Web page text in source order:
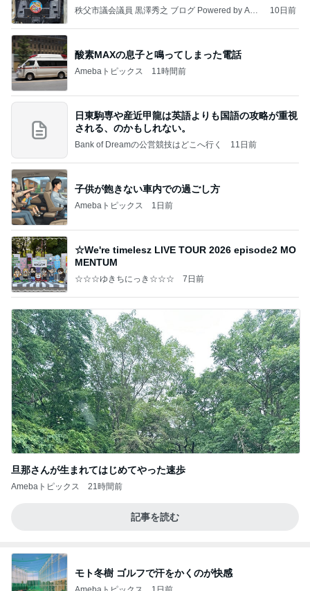
秩父市議会議員 黒澤秀之 ブログ Powered by Ame
10日前
酸素MAXの息子と鳴ってしまった電話
Amebaトピックス 11時間前
日東駒専や産近甲龍は英語よりも国語の攻略が重視
される、のかもしれない。
Bank of Dreamの公営競技はどこへ行く 11日前
子供が飽きない車内での過ごし方
Amebaトピックス 1日前
☆We're timelesz LIVE TOUR 2026 episode2 MO
MENTUM
☆☆☆ゆきちにっき☆☆☆ 7日前
旦那さんが生まれてはじめてやった速歩
Amebaトピックス 21時間前
記事を読む
モト冬樹 ゴルフで汗をかくのが快感